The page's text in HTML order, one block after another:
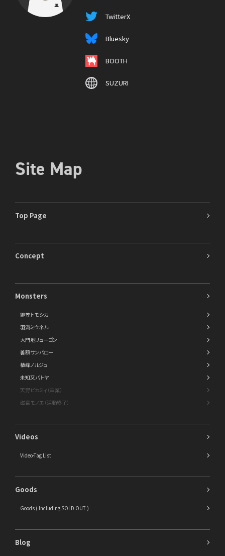
TwitterX
Bluesky
BOOTH
SUZURI
Site Map
Top Page
Concept
Monsters
緋笠トモシカ
羽渦ミウネル
大門地リューゴン
善額サンパロー
植峰ノルジュ
未知又バトヤ
天野ピカミィ（卒業）
磁富モノエ（活動終了）
Videos
Video-Tag List
Goods
Goods ( Including SOLD OUT )
Blog